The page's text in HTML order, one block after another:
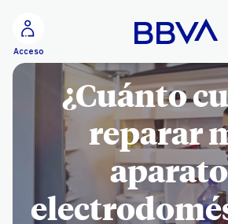
Acceso
¿Cuánto
reparar